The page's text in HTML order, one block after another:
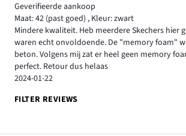
Geverifieerde aankoop
Maat: 42 (past goed) , Kleur: zwart
Mindere kwaliteit. Heb meerdere Skechers hier
waren echt onvoldoende. De "memory foam"
beton. Volgens mij zat er heel geen memory
perfect. Retour dus helaas
2024-01-22
FILTER REVIEWS